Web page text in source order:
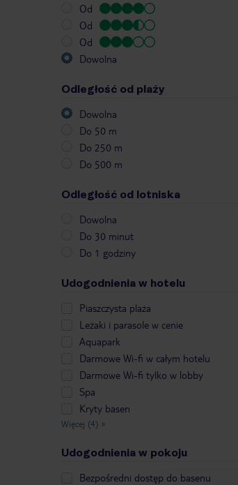
Od
Od
Od
Dowolna
Odległość od plaży
Dowolna
Do 50 m
Do 250 m
Do 500 m
Odległość od lotniska
Dowolna
Do 30 minut
Do 1 godziny
Udogodnienia w hotelu
Piaszczysta plaża
Leżaki i parasole w cenie
Aquapark
Darmowe Wi-fi w całym hotelu
Darmowe Wi-fi tylko w lobby
Spa
Kryty basen
Więcej (4) »
Udogodnienia w pokoju
Bezpośredni dostęp do basenu